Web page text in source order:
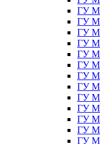
ГУ
ГУ
ГУ
ГУ
ГУ
ГУ
ГУ
ГУ
ГУ
ГУ
ГУ
ГУ
ГУ